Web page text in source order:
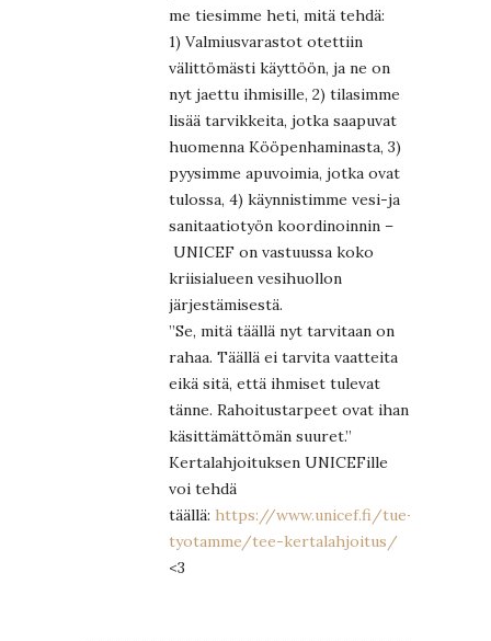
me tiesimme heti, mitä tehdä:
1) Valmiusvarastot otettiin
välittömästi käyttöön, ja ne on
nyt jaettu ihmisille, 2) tilasimme
lisää tarvikkeita, jotka saapuvat
huomenna Kööpenhaminasta, 3)
pyysimme apuvoimia, jotka ovat
tulossa, 4) käynnistimme vesi-ja
sanitaatiotyön koordinoinnin –
UNICEF on vastuussa koko
kriisialueen vesihuollon
järjestämisestä.
”Se, mitä täällä nyt tarvitaan on
rahaa. Täällä ei tarvita vaatteita
eikä sitä, että ihmiset tulevat
tänne. Rahoitustarpeet ovat ihan
käsittämättömän suuret.”
Kertalahjoituksen UNICEFille
voi tehdä
täällä: https://www.unicef.fi/tue-
tyotamme/tee-kertalahjoitus/
<3